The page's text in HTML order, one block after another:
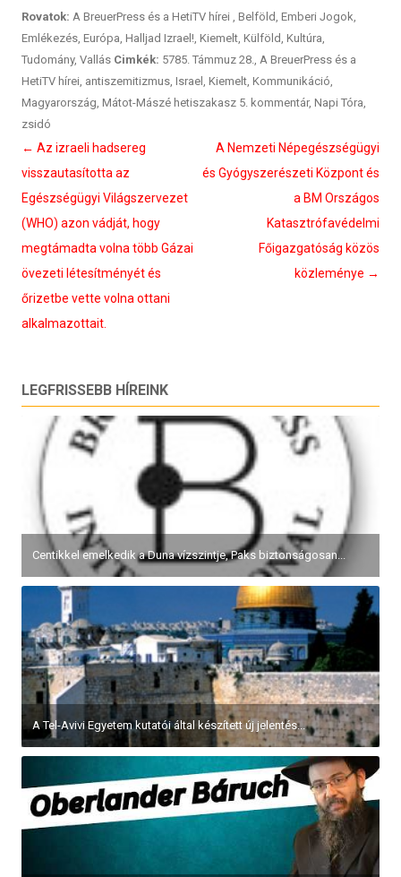
Rovatok: A BreuerPress és a HetiTV hírei Belföld Emberi Jogok
Emlékezés Európa Halljad Izrael! Kiemelt Külföld Kultúra
Tudomány, Vallás Cimkék: 5785. Támmuz 28.
A BreuerPress és a
HetiTV hírei antiszemitizmus Israel Kiemelt Kommunikáció
Magyarország Mátot-Mászé hetiszakasz 5. kommentár, Napi Tóra
zsidó
Bejegyzés
navigáció
← Az izraeli hadsereg
visszautasította az
Egészségügyi Világszervezet
(WHO) azon vádját, hogy
megtámadta volna több Gázai
övezeti létesítményét és
őrizetbe vette volna ottani
alkalmazottait.
A Nemzeti Népegészségügyi
és Gyógyszerészeti Központ és
a BM Országos
Katasztrófavédelmi
Főigazgatóság közös
közleménye →
LEGFRISSEBB HÍREINK
Centikkel emelkedik a Duna vízszintje, Paks biztonságosan...
A Tel-Avivi Egyetem kutatói által készített új jelentés...